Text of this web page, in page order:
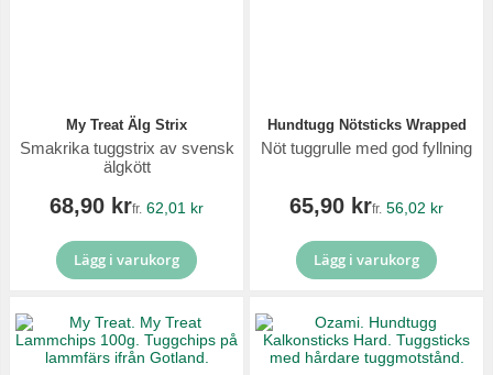
My Treat Älg Strix
Smakrika tuggstrix av svensk
älgkött
68,90 krfr. 62,01 kr
Lägg i varukorg
Hundtugg Nötsticks Wrapped
Nöt tuggrulle med god fyllning
65,90 krfr. 56,02 kr
Lägg i varukorg